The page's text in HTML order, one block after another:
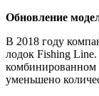
Обновление
В 2018 году
лодок Fishing Line.
комбинированном
уменьшено